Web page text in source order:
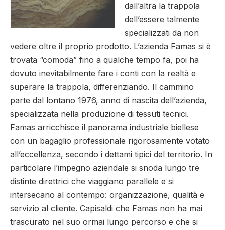
dall’altra la trappola
dell’essere talmente
specializzati da non
vedere oltre il proprio prodotto. L’azienda Famas si è
trovata “comoda” fino a qualche tempo fa, poi ha
dovuto inevitabilmente fare i conti con la realtà e
superare la trappola, differenziando. Il cammino
parte dal lontano 1976, anno di nascita dell’azienda,
specializzata nella produzione di tessuti tecnici.
Famas arricchisce il panorama industriale biellese
con un bagaglio professionale rigorosamente votato
all’eccellenza, secondo i dettami tipici del territorio. In
particolare l’impegno aziendale si snoda lungo tre
distinte direttrici che viaggiano parallele e si
intersecano al contempo: organizzazione, qualità e
servizio al cliente. Capisaldi che Famas non ha mai
trascurato nel suo ormai lungo percorso e che si